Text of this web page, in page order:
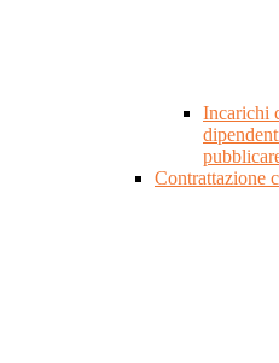
Incarichi
Contrattazione